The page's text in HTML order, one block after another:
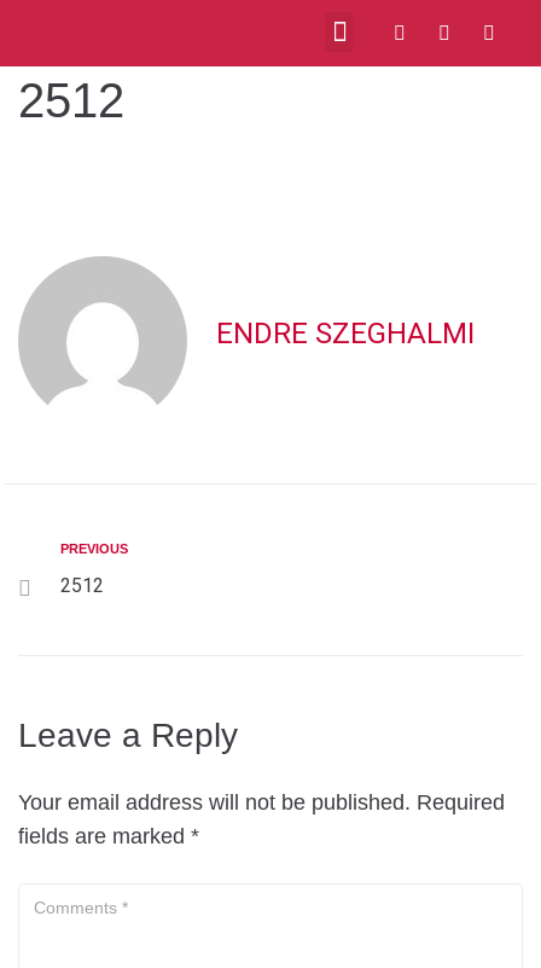
2512
ENDRE SZEGHALMI
PREVIOUS
2512
Leave a Reply
Your email address will not be published. Required
fields are marked *